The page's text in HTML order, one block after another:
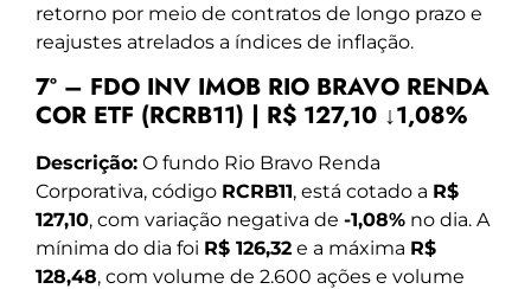
retorno por meio de contratos de longo prazo e
reajustes atrelados a índices de inflação.
7º – FDO INV IMOB RIO BRAVO RENDA
COR ETF (RCRB11) | R$ 127,10 ↓1,08%
Descrição: O fundo Rio Bravo Renda
Corporativa, código RCRB11, está cotado a R$
127,10, com variação negativa de -1,08% no dia. A
mínima do dia foi R$ 126,32 e a máxima R$
128,48, com volume de 2.600 ações e volume